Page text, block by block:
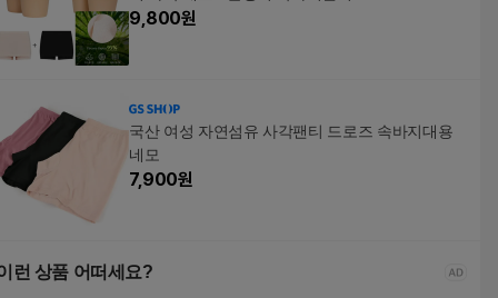
9,800원
국산 여성 자연섬유 사각팬티 드로즈 속바지대용
네모
7,900원
런 상품 어떠세요?